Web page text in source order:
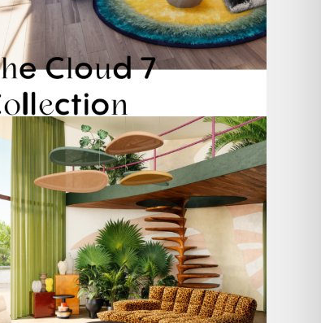
Take a walk on the wild side. 🐆
Anlässlich...
104 1